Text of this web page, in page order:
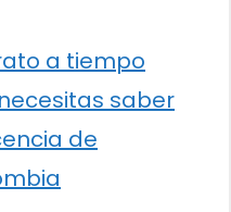
a tiempo
saber
de